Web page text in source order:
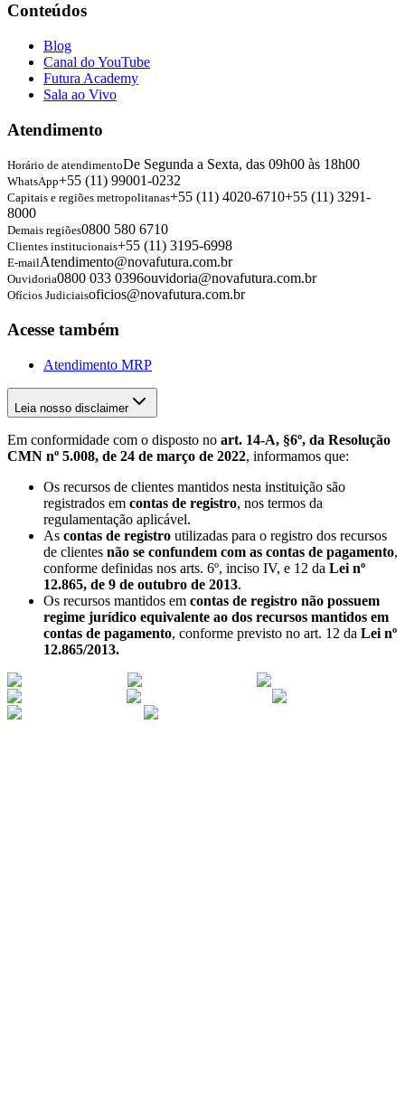
Conteúdos
Blog
Canal do YouTube
Futura Academy
Sala ao Vivo
Atendimento
Horário de atendimentoDe Segunda a Sexta, das 09h00 às 18h00
WhatsApp+55 (11) 99001-0232
Capitais e regiões metropolitanas+55 (11) 4020-6710+55 (11) 3291-
8000
Demais regiões0800 580 6710
Clientes institucionais+55 (11) 3195-6998
E-mailAtendimento@novafutura.com.br
Ouvidoria0800 033 0396ouvidoria@novafutura.com.br
Ofícios Judiciaisoficios@novafutura.com.br
Acesse também
Atendimento MRP
Leia nosso disclaimer
Em conformidade com o disposto no art. 14-A, §6º, da Resolução
CMN nº 5.008, de 24 de março de 2022, informamos que:
Os recursos de clientes mantidos nesta instituição são
registrados em contas de registro, nos termos da
regulamentação aplicável.
As contas de registro utilizadas para o registro dos recursos
de clientes não se confundem com as contas de pagamento,
conforme definidas nos arts. 6º, inciso IV, e 12 da Lei nº
12.865, de 9 de outubro de 2013.
Os recursos mantidos em contas de registro não possuem
regime jurídico equivalente ao dos recursos mantidos em
contas de pagamento, conforme previsto no art. 12 da Lei nº
12.865/2013.